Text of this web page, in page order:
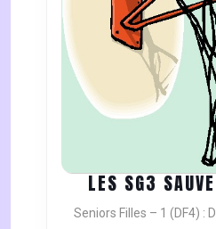
LES SG3
Seniors Filles – 1 (DF4) :